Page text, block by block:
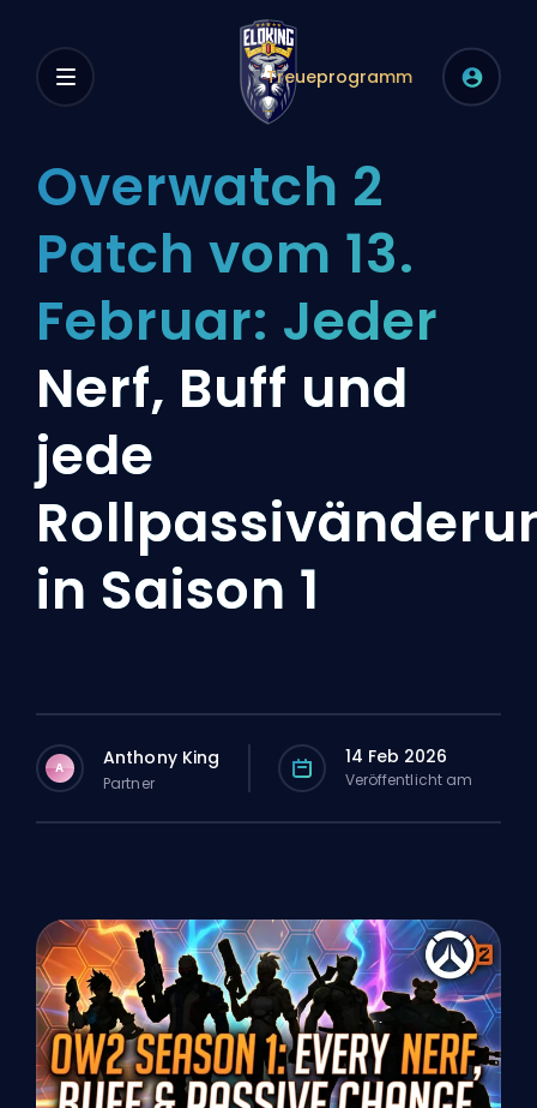
Treueprogramm
Overwatch 2
Patch vom 13.
Februar: Jeder
Nerf, Buff und
jede
in Saison 1
A Anthony King
Partner
14 Feb 2026
Veröffentlicht am